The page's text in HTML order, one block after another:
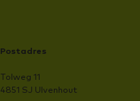
Postadres
Tolweg 11
4851 SJ Ulvenhout